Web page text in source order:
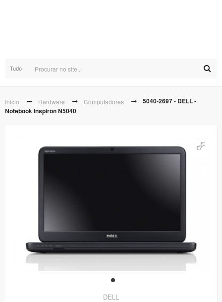
Tudo
Início Hardware Computadores
5040-2697 - DELL -
Notebook Inspiron N5040
DELL